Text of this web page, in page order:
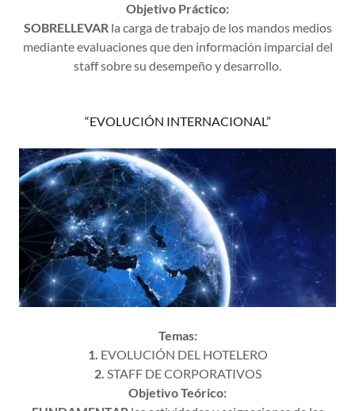
Objetivo Práctico:
SOBRELLEVARla carga de trabajo de los mandos medios
mediante evaluaciones que den información imparcial del
staff sobre su desempeño y desarrollo.
“EVOLUCIÓN INTERNACIONAL”
Temas:
1. EVOLUCIÓN DEL HOTELERO
2. STAFF DE CORPORATIVOS
Objetivo Teórico: